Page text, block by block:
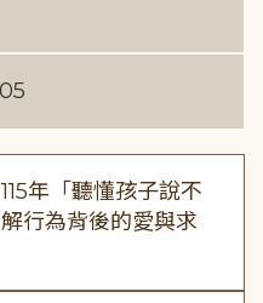
年「聽懂孩子說不
行為背後的愛與求